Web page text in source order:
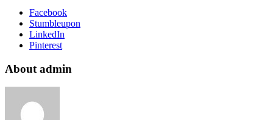
Facebook
Stumbleupon
LinkedIn
Pinterest
About admin